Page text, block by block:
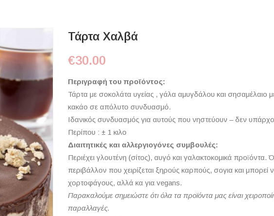
Τάρτα Χαλβά
€30.00
Περιγραφή του προϊόντος:
Τάρτα με σοκολάτα υγείας , γάλα αμυγδάλου και σησαμέλαιο
κακάο σε απόλυτο συνδυασμό.
Ιδανικός συνδυασμός για αυτούς που νηστεύουν – δεν
Περίπου : ± 1 κιλο
Διαιτητικές και αλλεργιογόνες συμβουλές:
Περιέχει γλουτένη (σίτος), αυγό και γαλακτοκομικά
περιβάλλον που χειρίζεται ξηρούς καρπούς, σογια και μπορεί
χορτοφάγους, αλλά κα για vegans.
Παρακαλούμε σημειώστε ότι όλα τα προϊόντα μας είναι
παραλλαγές.